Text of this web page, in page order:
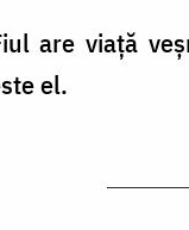
are viaţă
el.